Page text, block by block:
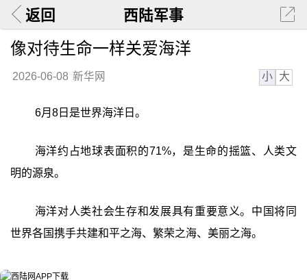
返回 西陆军事
像对待生命一样关爱海洋
2026-06-08 新华网 小 大
6月8日是世界海洋日。
海洋约占地球表面积的71%，是生命的摇篮、人类文
明的源泉。
海洋对人类社会生存和发展具有重要意义。中国将同
世界各国携手共建和平之海、繁荣之海、美丽之海。